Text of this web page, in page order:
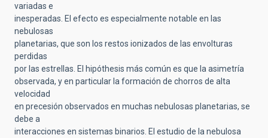
variadas e
inesperadas. El efecto es especialmente notable en las
nebulosas
planetarias, que son los restos ionizados de las envolturas
perdidas
por las estrellas. El hipóthesis más común es que la asimetría
observada, y en particular la formación de chorros de alta
velocidad
en precesión observados en muchas nebulosas planetarias, se
debe a
interacciones en sistemas binarios. El estudio de la nebulosa